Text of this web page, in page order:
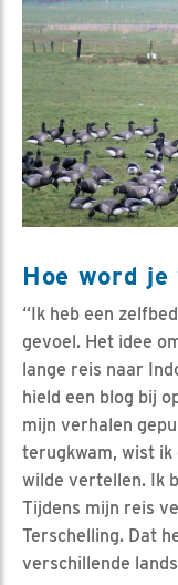
Hoe word
“Ik heb een
gevoel. Het idee
lange reis naar
hield een blog bij
mijn verhalen
terugkwam, wist
wilde vertellen. Ik
Tijdens mijn reis
Terschelling. Dat
verschillende